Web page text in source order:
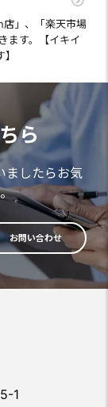
」、「楽天市場
ます。【イキイ
ら
ましたらお気
お問い合わせ
1